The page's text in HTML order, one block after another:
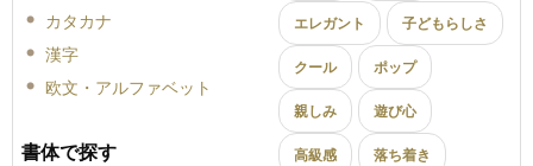
カタカナ
漢字
欧文・アルファベット
書体で探す
エレガント 子どもらしさ
クール ポップ
親しみ 遊び心
高級感 落ち着き